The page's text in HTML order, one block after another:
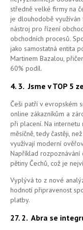
středně velké firmy na
je dlouhodobě
nástroj pro řízení
obchodních procesů.
jako samostatná entita
Martinem Bazalou,
60% podíl.
4. 3.Jsme v TOP 5
Češi patří v evropském
online zákazníkům a
při placení. Na internetu
měsíčně, tedy častěji,
využívají moderní
Například
pětiny Čechů, což je
Vyplývá to z nové
hodnotí připravenost
platby.
27. 2. Abra se